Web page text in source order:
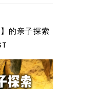
的亲子探索